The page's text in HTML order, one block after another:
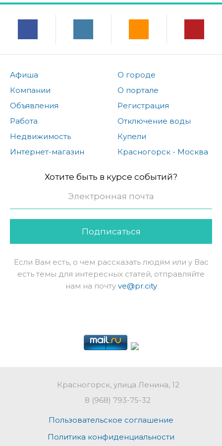
Афиша
Компании
Объявления
Работа
Недвижимость
Интернет-магазин
О городе
О портале
Регистрация
Отключение воды
Купели
Красногорск - Москва
Хотите быть в курсе событий?
Подписаться
Если Вам есть, о чем рассказать людям или у Вас
есть темы для интересных статей, отправляйте
нам на почту ve@pr.city
Красногорск, улица Ленина, 12
8 (968) 793-75-32
Пользовательское соглашение
Политика конфиденциальности